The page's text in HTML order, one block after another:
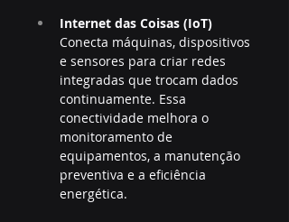
Internet das Coisas (IoT)
Conecta máquinas, dispositivos
e sensores para criar redes
integradas que trocam dados
continuamente. Essa
conectividade melhora o
monitoramento de
equipamentos, a manutenção
preventiva e a eficiência
energética.